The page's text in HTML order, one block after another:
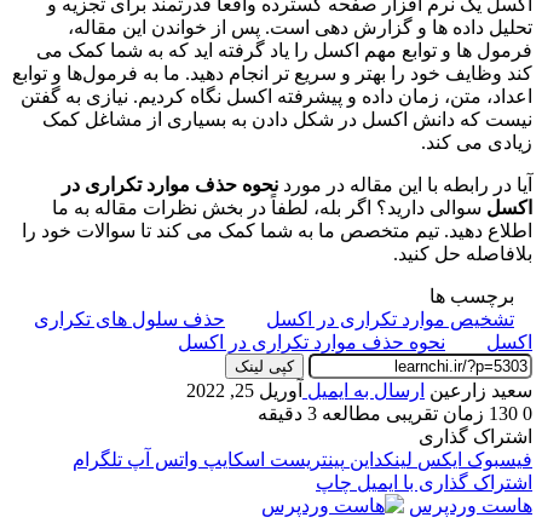
اکسل یک نرم افزار صفحه گسترده واقعا قدرتمند برای تجزیه و
تحلیل داده ها و گزارش دهی است. پس از خواندن این مقاله،
فرمول ها و توابع مهم اکسل را یاد گرفته اید که به شما کمک می
کند وظایف خود را بهتر و سریع تر انجام دهید. ما به فرمول‌ها و توابع
اعداد، متن، زمان داده و پیشرفته اکسل نگاه کردیم. نیازی به گفتن
نیست که دانش اکسل در شکل دادن به بسیاری از مشاغل کمک
زیادی می کند.
آیا در رابطه با این مقاله در مورد نحوه حذف موارد تکراری در
اکسل سوالی دارید؟ اگر بله، لطفاً در بخش نظرات مقاله به ما
اطلاع دهید. تیم متخصص ما به شما کمک می کند تا سوالات خود را
بلافاصله حل کنید.
برچسب ها
تشخیص موارد تکراری در اکسل
حذف سلول های تکراری
اکسل
نحوه حذف موارد تکراری در اکسل
کپی لینک
سعید زارعین ارسال به ایمیل آوریل 25, 2022
0
زمان تقریبی مطالعه 3 دقیقه
اشتراک گذاری
فیسبوک ایکس لینکداین پینتریست اسکایپ واتس آپ تلگرام
اشتراک گذاری با ایمیل چاپ
هاست وردپرس